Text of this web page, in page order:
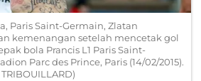
Paris Saint-Germain, Zlatan
kemenangan setelah mencetak gol
bola Prancis L1 Paris Saint-
Parc des Prince, Paris (14/02/2015).